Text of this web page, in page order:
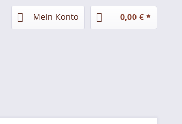
Mein Konto 0,00 € *